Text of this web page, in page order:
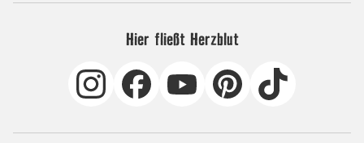
Hier fließt Herzblut